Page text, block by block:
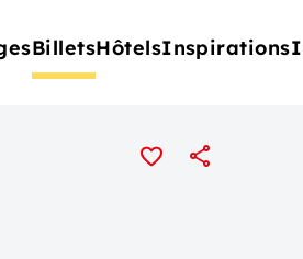
BilletsHôtelsInspirations